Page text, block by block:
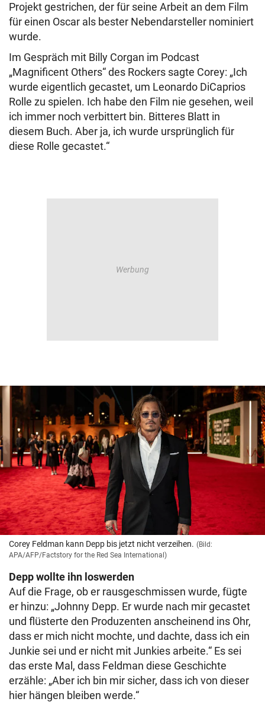
Projekt gestrichen, der für seine Arbeit an dem Film
für einen Oscar als bester Nebendarsteller nominiert
wurde.
Im Gespräch mit Billy Corgan im Podcast
„Magnificent Others“ des Rockers sagte Corey: „Ich
wurde eigentlich gecastet, um Leonardo DiCaprios
Rolle zu spielen. Ich habe den Film nie gesehen, weil
ich immer noch verbittert bin. Bitteres Blatt in
diesem Buch. Aber ja, ich wurde ursprünglich für
diese Rolle gecastet.“
Corey Feldman kann Depp bis jetzt nicht verzeihen. (Bild:
APA/AFP/Factstory for the Red Sea International)
Depp wollte ihn loswerden
Auf die Frage, ob er rausgeschmissen wurde, fügte
er hinzu: „Johnny Depp. Er wurde nach mir gecastet
und flüsterte den Produzenten anscheinend ins Ohr,
dass er mich nicht mochte, und dachte, dass ich ein
Junkie sei und er nicht mit Junkies arbeite.“ Es sei
das erste Mal, dass Feldman diese Geschichte
erzähle: „Aber ich bin mir sicher, dass ich von dieser
hier hängen bleiben werde.“